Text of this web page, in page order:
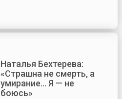
Наталья Бехтерева:
«Страшна не смерть, а
умирание... Я — не
боюсь»